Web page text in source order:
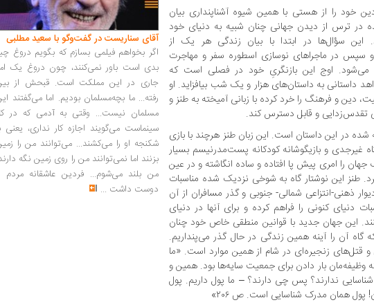
خود را از هستی با همین شیوه آشناپنداری بیان
در ترس از دیدن جهانی چنان شبیه به دنیای خود
این سؤال‌ها در ابتدا با بیان زندگی هر یک از
در ماجراهای نوسازی اسطوره سفر و مهاجرت
می‌شود. اوج این بازنگریِ خود در فصلی است که
داستانی به داستان‌های هزار و یک شب بیافزاید. او
دین و فرهنگ را خرد کرده با زبانی آمیخته به طنز و
تقدس‌زدایی و قابل دسترس کند.
شده در این داستان است. این زبان طنز هرچند با بازی
غیرجدی و بازیگوشانه کودکانه پست‌مدرنیسم بسیار
را امری پیش پا افتاده و ساده انگاشته و در عین
طنز این نوشتار گاه به شوخی نزدیک شده مناسبات
ذهنی-انتزاعی شمالی- جنوبی و گذر مسافران از آن
دنیای کنونی را فراهم کرده و برای آنها در دنیای
این جهان جدید با قوانین منطقی خاص خود چنان
آن را آینه همین زندگی در حال گذر می‌پنداریم.
قتل‌های زنجیره‌ای در شام از همین موارد است. «ما
وظیفه‌مان بار دادن برای جمعیت سایه‌ها بود. همین و
«- مدرک شناسایی ندارند؟ پس چی دارند؟ – ما پول داریم. پول
همان مدرک شناسایی است. ص ۲۰۶»
آقای سناریست در گفت‌وگو با سعید مطلبی
اگر بخواهم فیلمی بسازم که بگویم دروغ
بدی است باور نمی‌کنند، چون دروغ یک
جاری در این مملکت است. قبحش از
رفته... ما بچه‌مسلمان بودیم. اما می‌گفتند
مسلمان نیست... وقتی به آدمی که در
سینماست می‌گویند اجازه کار نداری، یعنی
شکنجه او را می‌کشند... می‌توانند من را
بزنند اما نمی‌توانند من را روی زمین نگه
من بلند می‌شوم... فردین عاشقانه مردم
دوست داشت ...